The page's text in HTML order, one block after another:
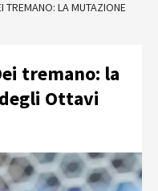
TREMANO: LA MUTAZIONE
tremano: la
Ottavi